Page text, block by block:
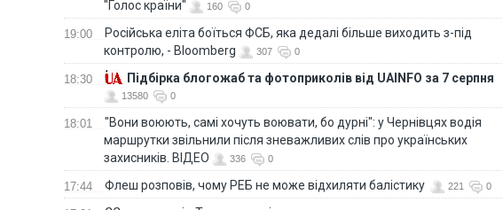
"Голос країни"
160 0
19:00
Російська еліта боїться ФСБ, яка дедалі більше виходить з-під
контролю, - Bloomberg
307 0
18:30 Підбірка блогожаб та фотоприколів від UAINFO за 7 серпня
13580 0
18:01
"Вони воюють, самі хочуть воювати, бо дурні": у Чернівцях водія
маршрутки звільнили після зневажливих слів про українських
захисників. ВІДЕО
336 0
17:44 Флеш розповів, чому РЕБ не може відхиляти балістику 221 0